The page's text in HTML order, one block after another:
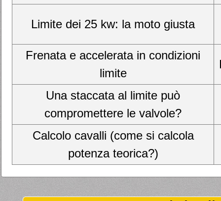
Limite dei 25 kw: la moto giusta
Frenata e accelerata in condizioni
limite
Una staccata al limite può
compromettere le valvole?
Calcolo cavalli (come si calcola
potenza teorica?)